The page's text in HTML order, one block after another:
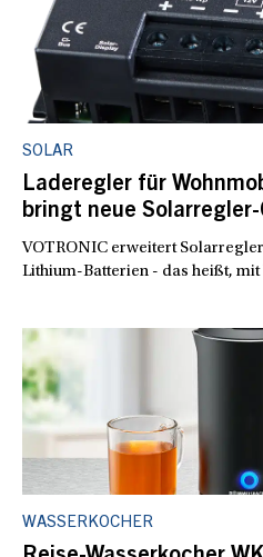
WASSERKOCHER
SOLAR
Laderegler für
bringt neue
VOTRONIC erweitert
Lithium-Batterien - das heißt, mit